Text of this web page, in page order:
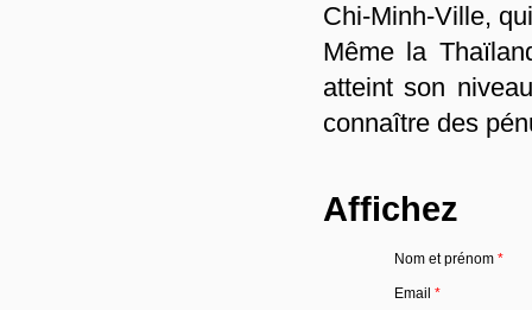
Chi-Minh-Ville,
Même la
atteint son
connaître des
Affichez
Nom et prénom *
Email *